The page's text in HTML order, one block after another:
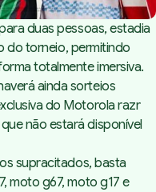
duas pessoas, estadia
do torneio, permitindo
totalmente imersiva.
ainda sorteios
do Motorola razr
não estará disponível
supracitados, basta
moto g67,moto g17 e